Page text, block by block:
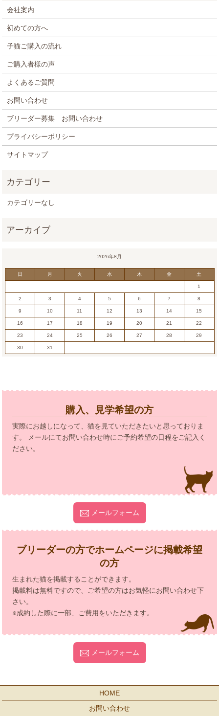
会社案内
初めての方へ
子猫ご購入の流れ
ご購入者様の声
よくあるご質問
お問い合わせ
ブリーダー募集 お問い合わせ
プライバシーポリシー
サイトマップ
カテゴリーなし
2026年8月
日 月 火 水 木 金 土
1
2 3 4 5 6 7 8
9 10 11 12 13 14 15
16 17 18 19 20 21 22
23 24 25 26 27 28 29
30 31
購入、見学希望の方
実際にお越しになって、猫を見ていただきたいと思っておりま
す。 メールにてお問い合わせ時にご予約希望の日程をご記入く
ださい。
メールフォーム
ブリーダーの方でホームページに掲載希望
の方
生まれた猫を掲載することができます。
掲載料は無料ですので、ご希望の方はお気軽にお問い合わせ下
さい。
※成約した際に一部、ご費用をいただきます。
メールフォーム
HOME
お問い合わせ